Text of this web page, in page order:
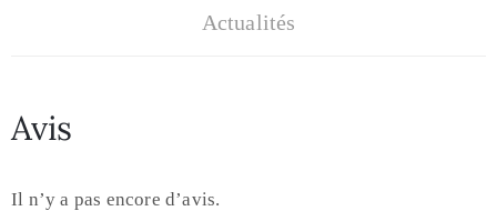
Actualités
Avis
Il n’y a pas encore d’avis.